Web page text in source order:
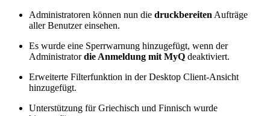
Administratoren können nun die druckbereiten Aufträge
aller Benutzer einsehen.
Es wurde eine Sperrwarnung hinzugefügt, wenn der
Administratordie Anmeldung mit MyQ deaktiviert.
Erweiterte Filterfunktion in der Desktop Client-Ansicht
hinzugefügt.
Unterstützung für Griechisch und Finnisch wurde